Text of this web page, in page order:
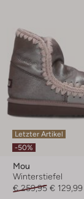
Letzter Artikel
-50%
Mou
Winterstiefel
€ 259,95 € 129,99